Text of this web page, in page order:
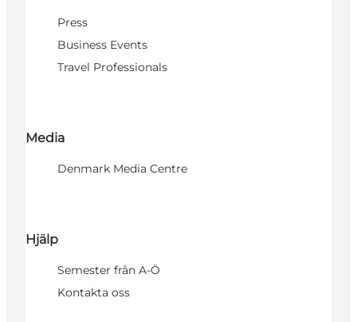
Press
Business Events
Travel Professionals
Media
Denmark Media Centre
Hjälp
Semester från A-Ö
Kontakta oss